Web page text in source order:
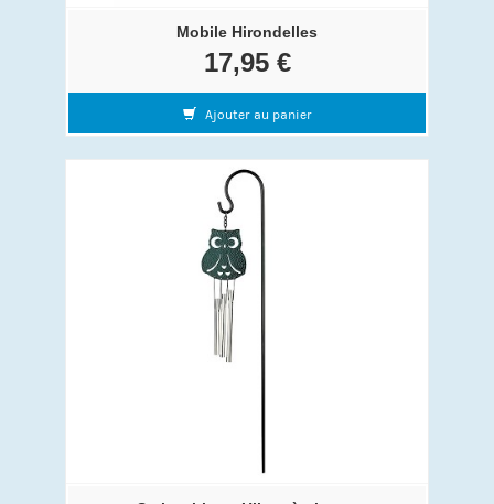
Mobile Hirondelles
17,95 €
Ajouter au panier